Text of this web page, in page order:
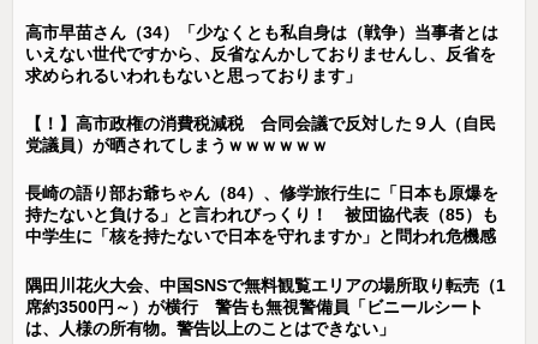
高市早苗さん（34）「少なくとも私自身は（戦争）当事者とは
いえない世代ですから、反省なんかしておりませんし、反省を
求められるいわれもないと思っております」
【！】高市政権の消費税減税 合同会議で反対した９人（自民
党議員）が晒されてしまうｗｗｗｗｗｗ
長崎の語り部お爺ちゃん（84）、修学旅行生に「日本も原爆を
持たないと負ける」と言われびっくり！ 被団協代表（85）も
中学生に「核を持たないで日本を守れますか」と問われ危機感
隅田川花火大会、中国SNSで無料観覧エリアの場所取り転売（1
席約3500円～）が横行 警告も無視警備員「ビニールシート
は、人様の所有物。警告以上のことはできない」